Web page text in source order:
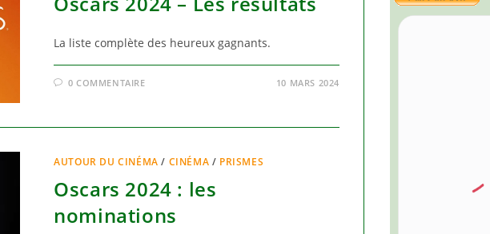
La liste complète des heureux gagnants.
0 COMMENTAIRE 10 MARS 2024
AUTOUR DU CINÉMA / CINÉMA / PRISMES
Oscars 2024 : les
nominations